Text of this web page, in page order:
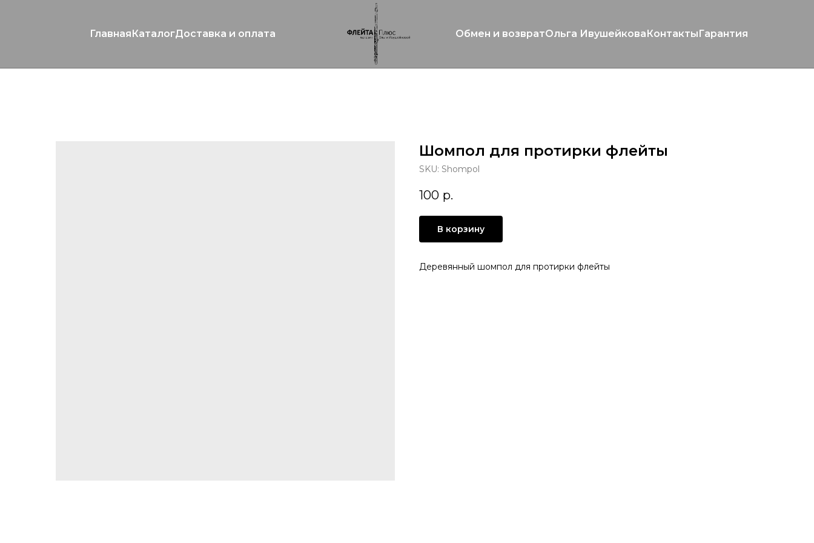
Главная КаталогДоставка и оплата Обмен и возвратОльга Ивушейкова Контакты Гарантия
Шомпол для протирки флейты
SKU: Shompol
100 р.
В корзину
Деревянный шомпол для протирки флейты